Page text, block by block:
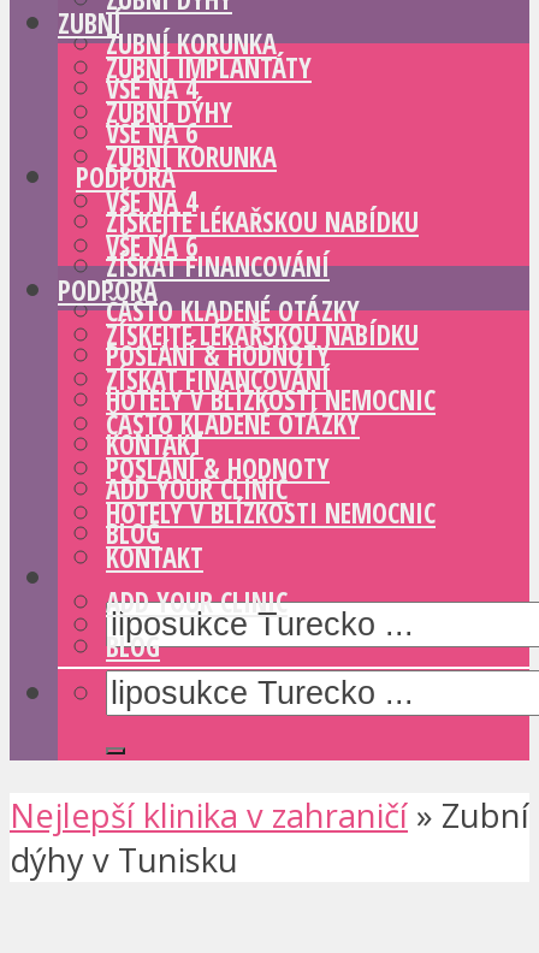
ZUBNÍ KORUNKA
VŠE NA 4
VŠE NA 6
PODPORA
ZÍSKEJTE LÉKAŘSKOU NABÍDKU
ZÍSKAT FINANCOVÁNÍ
ČASTO KLADENÉ OTÁZKY
POSLÁNÍ & HODNOTY
HOTELY V BLÍZKOSTI NEMOCNIC
KONTAKT
ADD YOUR CLINIC
BLOG
ZUBNÍ
ZUBNÍ IMPLANTÁTY
ZUBNÍ DÝHY
ZUBNÍ KORUNKA
VŠE NA 4
VŠE NA 6
PODPORA
ZÍSKEJTE LÉKAŘSKOU NABÍDKU
ZÍSKAT FINANCOVÁNÍ
ČASTO KLADENÉ OTÁZKY
POSLÁNÍ & HODNOTY
HOTELY V BLÍZKOSTI NEMOCNIC
KONTAKT
ADD YOUR CLINIC
BLOG
Nejlepší klinika v zahraničí » Zubní
dýhy v Tunisku